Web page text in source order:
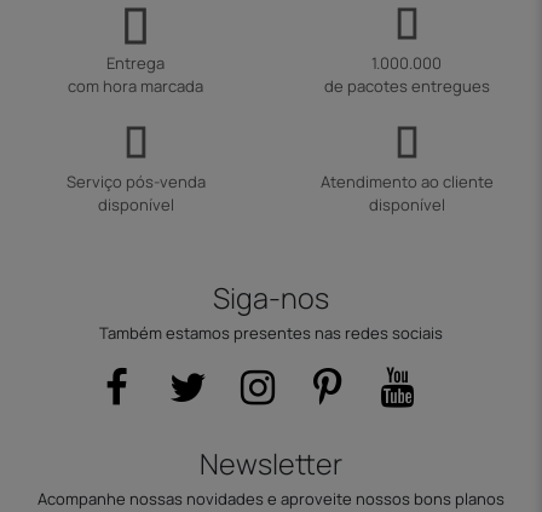
Entrega
com hora marcada
1.000.000
de pacotes entregues
Serviço pós-venda
disponível
Atendimento ao cliente
disponível
Siga-nos
Também estamos presentes nas redes sociais
Newsletter
Acompanhe nossas novidades e aproveite nossos bons planos